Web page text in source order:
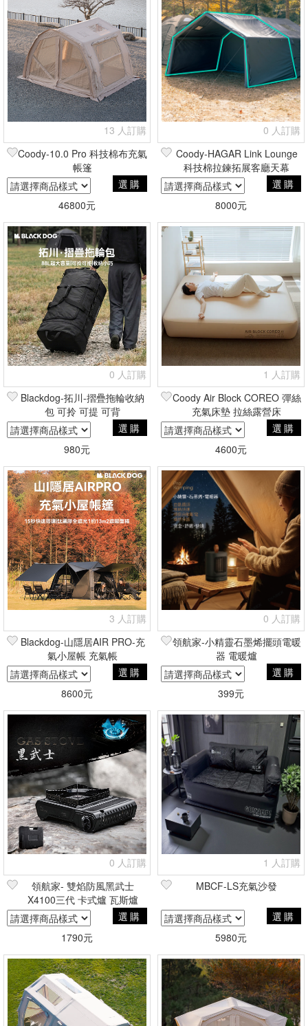
13 人訂購
Coody-10.0 Pro 科技棉布充氣
帳篷
選購
46800元
0 人訂購
Coody-HAGAR Link Lounge
科技棉拉鍊拓展客廳天幕
選購
8000元
0 人訂購
Blackdog-拓川-摺疊拖輪收納
包 可拎 可提 可背
選購
980元
1 人訂購
Coody Air Block COREO 彈絲
充氣床墊 拉絲露營床
選購
4600元
3 人訂購
Blackdog-山隱居AIR PRO-充
氣小屋帳 充氣帳
選購
8600元
0 人訂購
領航家-小精靈石墨烯擺頭電暖
器 電暖爐
選購
399元
0 人訂購
領航家- 雙焰防風黑武士
X4100三代 卡式爐 瓦斯爐
選購
1790元
1 人訂購
MBCF-LS充氣沙發
選購
5980元